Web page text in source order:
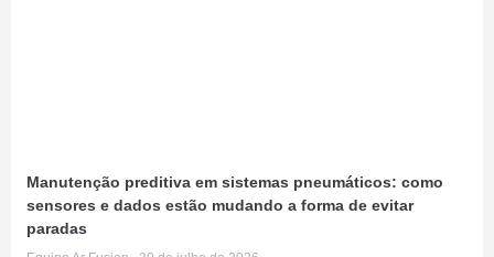
Manutenção preditiva em sistemas pneumáticos: como
sensores e dados estão mudando a forma de evitar
paradas